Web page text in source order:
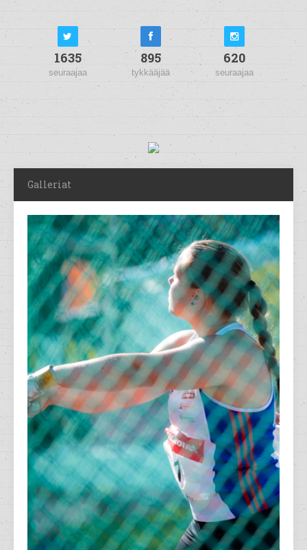
1635
seuraajaa
895
tykkääjää
620
seuraajaa
Galleriat